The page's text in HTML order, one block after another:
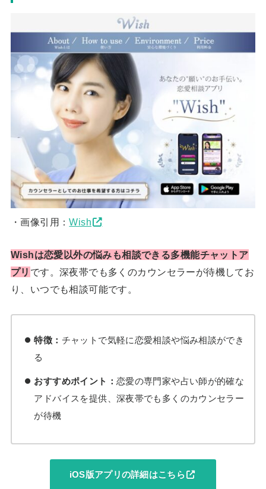
・画像引用：Wish
Wishは恋愛以外の悩みも相談できる多機能チャットア
プリ です。深夜帯でも多くのカウンセラーが待機してお
り、いつでも相談可能です。
特徴： チャットで気軽に恋愛相談や悩み相談ができ
る
おすすめポイント： 恋愛の専門家や占い師が的確な
アドバイスを提供、深夜帯でも多くのカウンセラー
が待機
iOS版アプリの詳細はこちら